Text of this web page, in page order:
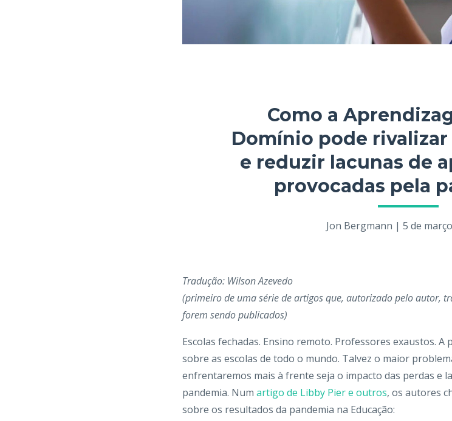
Como a
Domínio pode
e reduzir lacunas de
provocadas pela
Jon Bergmann | 5 de
Tradução: Wilson Azevedo
(primeiro de uma série de artigos que, autorizado pelo autor,
forem sendo publicados)
Escolas fechadas. Ensino remoto. Professores exaustos.
sobre as escolas de todo o mundo. Talvez o maior
enfrentaremos mais à frente seja o impacto das perdas e
pandemia. Num artigo de Libby Pier e outros, os autores
sobre os resultados da pandemia na Educação: